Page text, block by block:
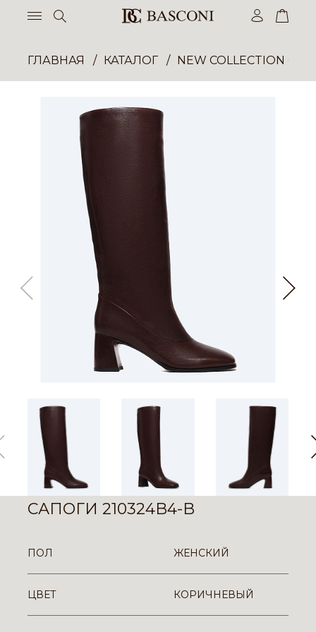
ГЛАВНАЯ КАТАЛОГ NEW COLLECTION
САПОГИ 210324B4-B
ПОЛ ЖЕНСКИЙ
ЦВЕТ КОРИЧНЕВЫЙ